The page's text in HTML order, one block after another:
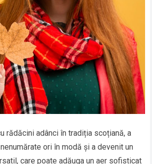
rădăcini adânci în tradiția scoțiană, a
ori în modă și a devenit un
care poate adăuga un aer sofisticat